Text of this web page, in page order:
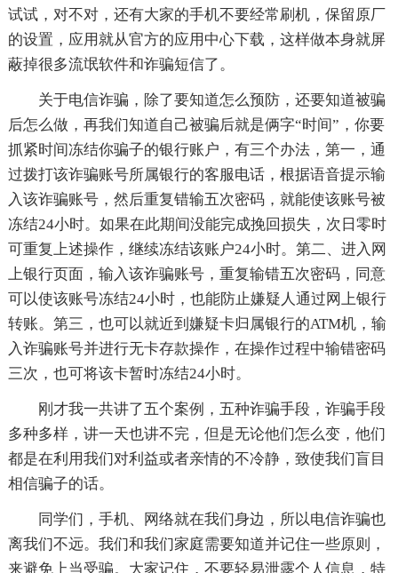
试试，对不对，还有大家的手机不要经常刷机，保留原厂
的设置，应用就从官方的应用中心下载，这样做本身就屏
蔽掉很多流氓软件和诈骗短信了。
关于电信诈骗，除了要知道怎么预防，还要知道被骗
后怎么做，再我们知道自己被骗后就是俩字“时间”，你要
抓紧时间冻结你骗子的银行账户，有三个办法，第一，通
过拨打该诈骗账号所属银行的客服电话，根据语音提示输
入该诈骗账号，然后重复错输五次密码，就能使该账号被
冻结24小时。如果在此期间没能完成挽回损失，次日零时
可重复上述操作，继续冻结该账户24小时。第二、进入网
上银行页面，输入该诈骗账号，重复输错五次密码，同意
可以使该账号冻结24小时，也能防止嫌疑人通过网上银行
转账。第三，也可以就近到嫌疑卡归属银行的ATM机，输
入诈骗账号并进行无卡存款操作，在操作过程中输错密码
三次，也可将该卡暂时冻结24小时。
刚才我一共讲了五个案例，五种诈骗手段，诈骗手段
多种多样，讲一天也讲不完，但是无论他们怎么变，他们
都是在利用我们对利益或者亲情的不冷静，致使我们盲目
相信骗子的话。
同学们，手机、网络就在我们身边，所以电信诈骗也
离我们不远。我们和我们家庭需要知道并记住一些原则，
来避免上当受骗。大家记住，不要轻易泄露个人信息，特